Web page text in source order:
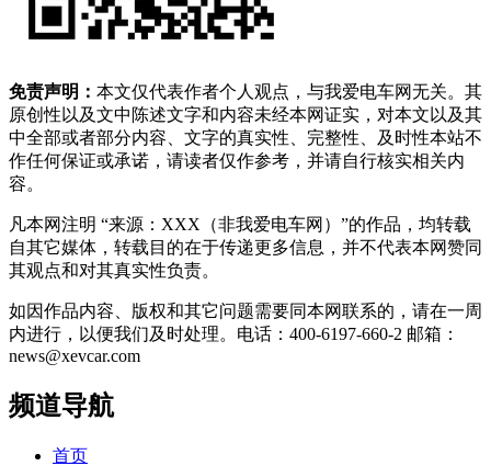
免责声明： 本文仅代表作者个人观点，与我爱电车网无关。其
原创性以及文中陈述文字和内容未经本网证实，对本文以及其
中全部或者部分内容、文字的真实性、完整性、及时性本站不
作任何保证或承诺，请读者仅作参考，并请自行核实相关内
容。
凡本网注明 “来源：XXX（非我爱电车网）”的作品，均转载
自其它媒体，转载目的在于传递更多信息，并不代表本网赞同
其观点和对其真实性负责。
如因作品内容、版权和其它问题需要同本网联系的，请在一周
内进行，以便我们及时处理。电话：400-6197-660-2 邮箱：
news@xevcar.com
频道导航
首页